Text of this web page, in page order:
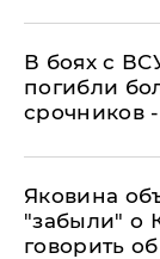
В боях с
погибли
срочников
Яковина
"забыли" о
говорить